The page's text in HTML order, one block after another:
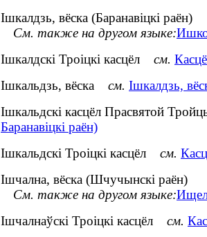
Ішкалдзь, вёска (Баранавіцкі раён)
См. также на другом языке:
Ішкалдскі Троіцкі касцёл см.
Ішкальдзь, вёска см. Ішкалдзь,
Ішкальдскі касцёл Прасвятой
Баранавіцкі раён)
Ішкальдскі Троіцкі касцёл см.
Ішчална, вёска (Шчучынскі раён)
См. также на другом языке:
Ішчалнаўскі Троіцкі касцёл см.